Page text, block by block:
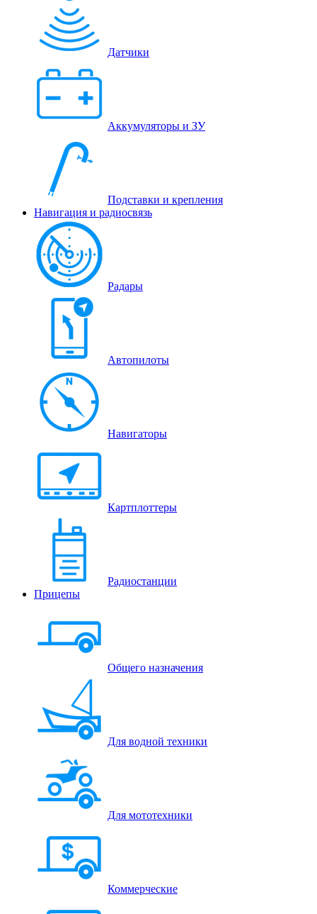
Датчики
Аккумуляторы и ЗУ
Подставки и крепления
Навигация и радиосвязь
Радары
Автопилоты
Навигаторы
Картплоттеры
Радиостанции
Прицепы
Общего назначения
Для водной техники
Для мототехники
Коммерческие